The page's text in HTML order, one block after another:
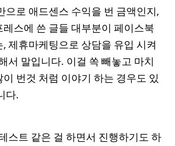
으로 애드센스 수익을 번 금액인지,
스에 쓴 글들 대부분이 페이스북
제휴마케팅으로 상담을 유입 시켜
서 말입니다. 이걸 쏙 빼놓고 마치
번것 처럼 이야기 하는 경우도 있
다.
스트 같은 걸 하면서 진행하기도 하